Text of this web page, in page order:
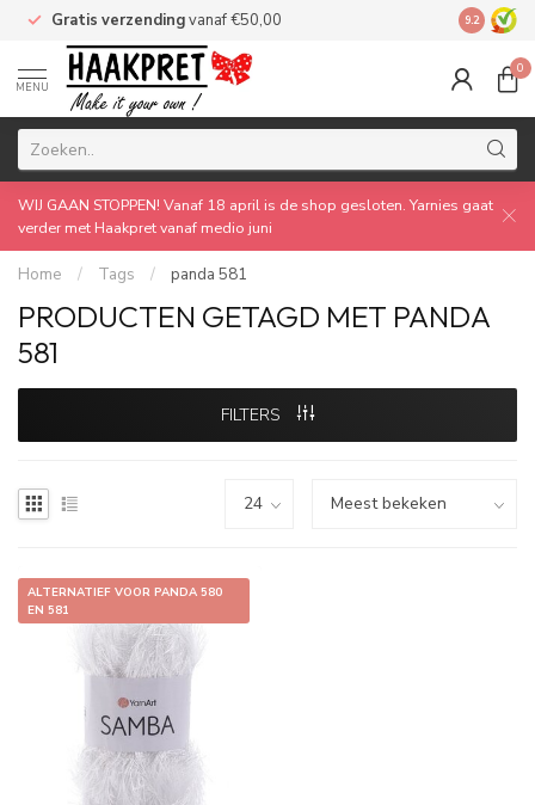
Gratis verzendingvanaf €50,00 Made by
9.2
MENU
0
WIJ GAAN STOPPEN! Vanaf 18 april is de shop gesloten. Yarnies gaat
verder met Haakpret vanaf medio juni
Home / Tags / panda 581
PRODUCTEN GETAGD MET PANDA
581
FILTERS
ALTERNATIEF VOOR PANDA 580
EN 581